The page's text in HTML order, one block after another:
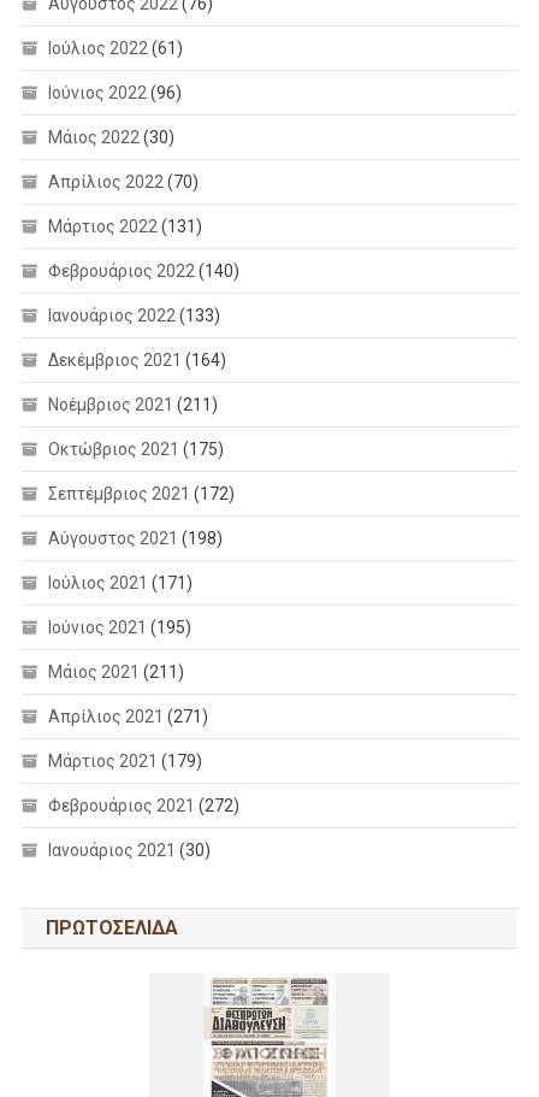
Ιούλιος 2022 (61)
Ιούνιος 2022 (96)
Μάιος 2022 (30)
Απρίλιος 2022 (70)
Μάρτιος 2022 (131)
Φεβρουάριος 2022 (140)
Ιανουάριος 2022 (133)
Δεκέμβριος 2021 (164)
Νοέμβριος 2021 (211)
Οκτώβριος 2021 (175)
Σεπτέμβριος 2021 (172)
Αύγουστος 2021 (198)
Ιούλιος 2021 (171)
Ιούνιος 2021 (195)
Μάιος 2021 (211)
Απρίλιος 2021 (271)
Μάρτιος 2021 (179)
Φεβρουάριος 2021 (272)
Ιανουάριος 2021 (30)
ΠΡΩΤΟΣΕΛΙΔΑ